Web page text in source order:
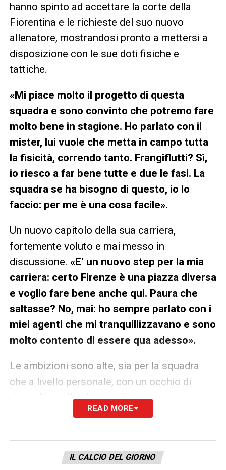
hanno spinto ad accettare la corte della
Fiorentina e le richieste del suo nuovo
allenatore, mostrandosi pronto a mettersi a
disposizione con le sue doti fisiche e
tattiche.
«Mi piace molto il progetto di questa
squadra e sono convinto che potremo fare
molto bene in stagione. Ho parlato con il
mister, lui vuole che metta in campo tutta
la fisicità, correndo tanto. Frangiflutti? Sì,
io riesco a far bene tutte e due le fasi. La
squadra se ha bisogno di questo, io lo
faccio: per me è una cosa facile».
Un nuovo capitolo della sua carriera,
fortemente voluto e mai messo in
discussione. «E’ un nuovo step per la mia
carriera: certo Firenze è una piazza diversa
e voglio fare bene anche qui. Paura che
saltasse? No, mai: ho sempre parlato con i
miei agenti che mi tranquillizzavano e sono
molto contento di essere qua adesso».
Le ambizioni sono alte, sia per la squadra
che a livello personale, con un occhio di
riguardo per il palcoscenico
«Vogliamo ottenere tante vittorie
anche alla Conference League. Siamo
pronti per far bene tutte le coppe.
READ MORE
IL CALCIO DEL GIORNO